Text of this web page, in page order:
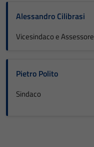
Alessandro Cilibrasi
Vicesindaco e Assessore
Pietro Polito
Sindaco